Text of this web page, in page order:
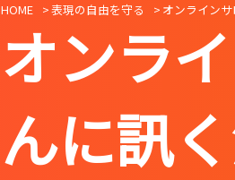
HOME 表現の自由を守る オンライン
オンラ
んに訊